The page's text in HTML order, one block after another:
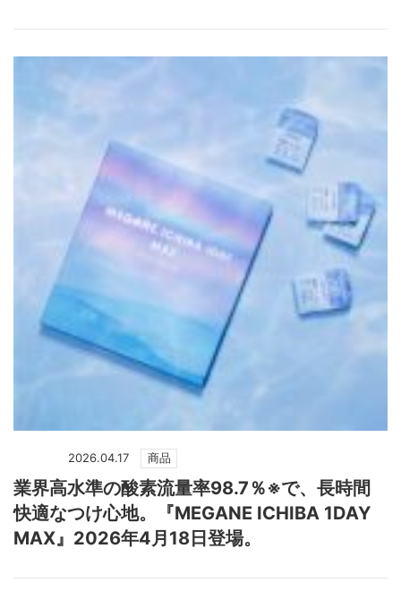
2026.04.17 商品
業界高水準の酸素流量率98.7％※で、長時間
快適なつけ心地。『MEGANE ICHIBA 1DAY
MAX』2026年4月18日登場。